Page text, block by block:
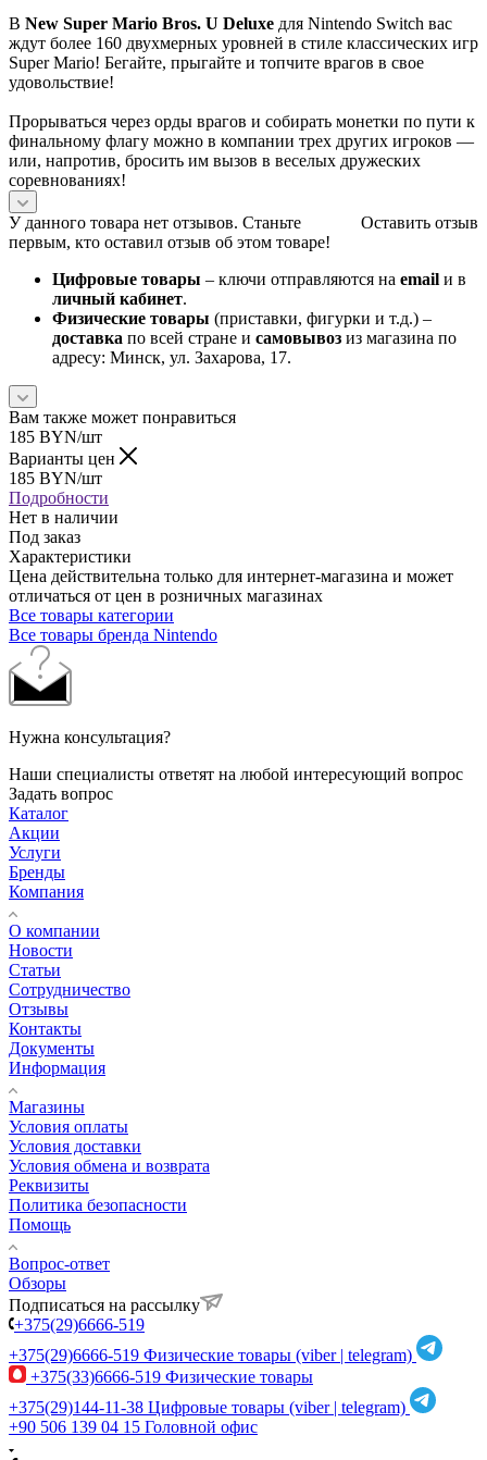
В New Super Mario Bros. U Deluxe для Nintendo Switch вас
ждут более 160 двухмерных уровней в стиле классических игр
Super Mario! Бегайте, прыгайте и топчите врагов в свое
удовольствие!
Прорываться через орды врагов и собирать монетки по пути к
финальному флагу можно в компании трех других игроков —
или, напротив, бросить им вызов в веселых дружеских
соревнованиях!
Оставить отзыв
У данного товара нет отзывов. Станьте
первым, кто оставил отзыв об этом товаре!
Цифровые товары – ключи отправляются на email и в
личный кабинет.
Физические товары (приставки, фигурки и т.д.) –
доставка по всей стране и самовывоз из магазина по
адресу: Минск, ул. Захарова, 17.
Вам также может понравиться
185 BYN/шт
Варианты цен
185 BYN/шт
Подробности
Нет в наличии
Под заказ
Характеристики
Цена действительна только для интернет-магазина и может
отличаться от цен в розничных магазинах
Все товары категории
Все товары бренда Nintendo
Нужна консультация?
Наши специалисты ответят на любой интересующий вопрос
Задать вопрос
Каталог
Акции
Услуги
Бренды
Компания
О компании
Новости
Статьи
Сотрудничество
Отзывы
Контакты
Документы
Информация
Магазины
Условия оплаты
Условия доставки
Условия обмена и возврата
Реквизиты
Политика безопасности
Помощь
Вопрос-ответ
Обзоры
Подписаться на рассылку
+375(29)6666-519
+375(29)6666-519 Физические товары (viber | telegram)
+375(33)6666-519 Физические товары
+375(29)144-11-38 Цифровые товары (viber | telegram)
+90 506 139 04 15 Головной офис